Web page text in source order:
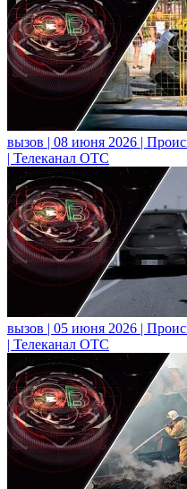
вызов | 08 июня 2026 |
| Телеканал ОТС
вызов | 05 июня 2026 |
| Телеканал ОТС